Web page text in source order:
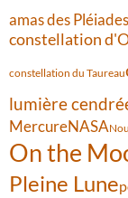
amas des Pléiades
constellation
constellation du Taureau
lumière
MercureNASA
On the
Pleine Lune